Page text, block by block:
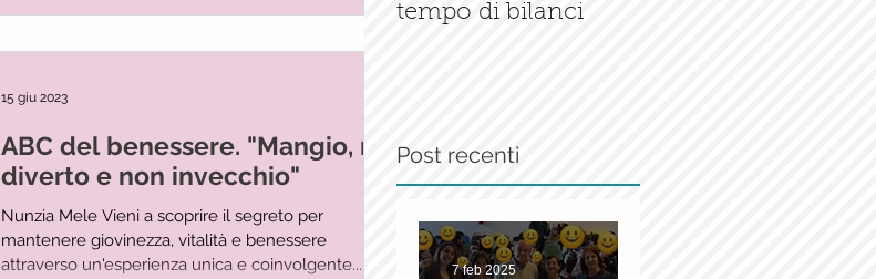
ABC del benessere. "Mangio, mi
diverto e non invecchio"
Nunzia Mele Vieni a scoprire il segreto per
mantenere giovinezza, vitalità e benessere
attraverso un'esperienza unica e coinvolgente....
15 giu 2023
tempo di bilanci
Post recenti
7 feb 2025